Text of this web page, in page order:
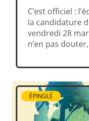
C’est officiel :
la candidature
vendredi 28
n’en pas
campagne
campagne […]
ÉPINGLÉ